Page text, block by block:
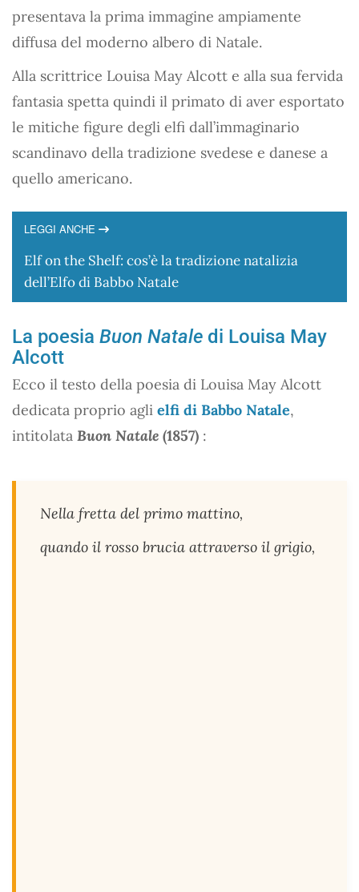
presentava la prima immagine ampiamente
diffusa del moderno albero di Natale.
Alla scrittrice Louisa May Alcott e alla sua fervida
fantasia spetta quindi il primato di aver esportato
le mitiche figure degli elfi dall’immaginario
scandinavo della tradizione svedese e danese a
quello americano.
LEGGI ANCHE
Elf on the Shelf: cos’è la tradizione natalizia
dell’Elfo di Babbo Natale
La poesia Buon Natale di Louisa May
Alcott
Ecco il testo della poesia di Louisa May Alcott
dedicata proprio agli elfi di Babbo Natale,
intitolata Buon Natale (1857) :
Nella fretta del primo mattino,
quando il rosso brucia attraverso il grigio,